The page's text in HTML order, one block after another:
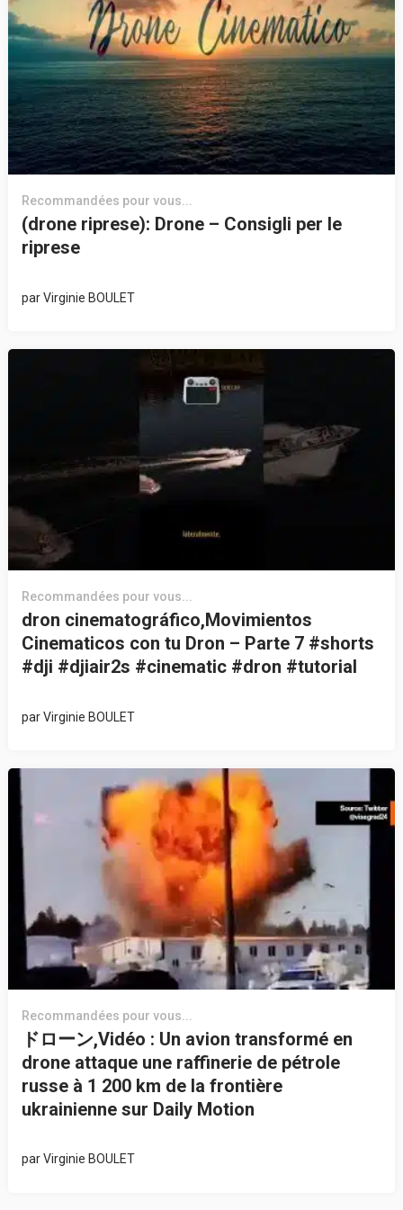
Recommandées pour vous...
(drone riprese): Drone – Consigli per le
riprese
parVirginie BOULET
Recommandées pour vous...
dron cinematográfico,Movimientos
Cinematicos con tu Dron – Parte 7 #shorts
#dji #djiair2s #cinematic #dron #tutorial
parVirginie BOULET
Recommandées pour vous...
ドローン,Vidéo : Un avion transformé en
drone attaque une raffinerie de pétrole
russe à 1 200 km de la frontière
ukrainienne sur Daily Motion
parVirginie BOULET